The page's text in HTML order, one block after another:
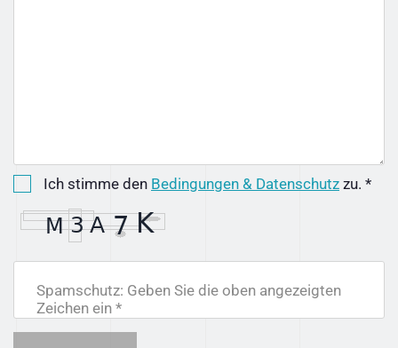
Ich stimme den Bedingungen & Datenschutz zu. *
Spamschutz: Geben Sie die oben angezeigten
Zeichen ein *